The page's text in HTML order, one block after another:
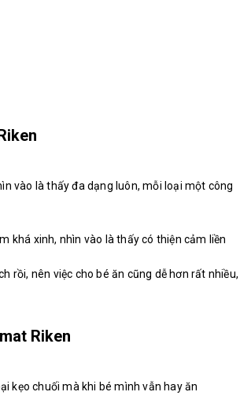
vào là thấy đa dạng luôn, mỗi loại một công
khá xinh, nhìn vào là thấy có thiện cảm liền
rồi, nên việc cho bé ăn cũng dễ hơn rất nhiều,
Riken
kẹo chuối mà khi bé mình vẫn hay ăn